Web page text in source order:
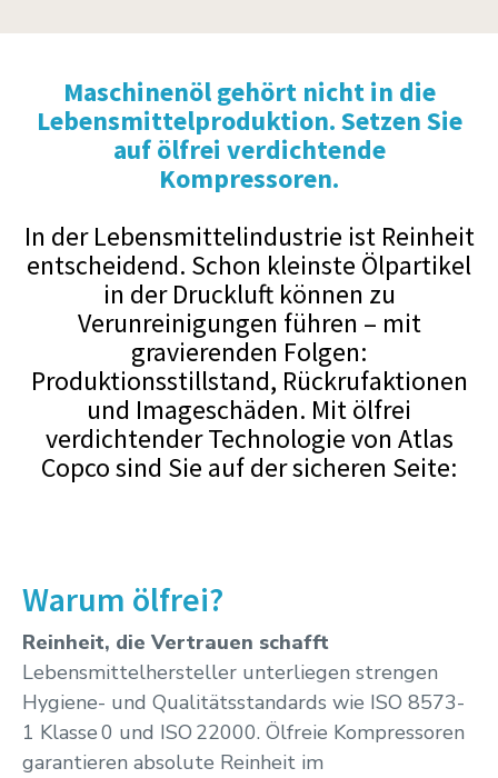
Maschinenöl gehört nicht in die
Lebensmittelproduktion. Setzen Sie
auf ölfrei verdichtende
Kompressoren.
In der Lebensmittelindustrie ist Reinheit
entscheidend. Schon kleinste Ölpartikel
in der Druckluft können zu
Verunreinigungen führen – mit
gravierenden Folgen:
Produktionsstillstand, Rückrufaktionen
und Imageschäden. Mit ölfrei
verdichtender Technologie von Atlas
Copco sind Sie auf der sicheren Seite:
Warum ölfrei?
Reinheit, die Vertrauen schafft
Lebensmittelhersteller unterliegen strengen
Hygiene- und Qualitätsstandards wie ISO 8573-
1 Klasse 0 und ISO 22000. Ölfreie Kompressoren
garantieren absolute Reinheit im